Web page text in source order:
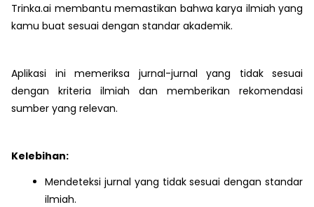
Trinka.ai membantu memastikan bahwa karya ilmiah yang
kamu buat sesuai dengan standar akademik.
Aplikasi ini memeriksa jurnal-jurnal yang tidak sesuai
dengan kriteria ilmiah dan memberikan rekomendasi
sumber yang relevan.
Kelebihan:
Mendeteksi jurnal yang tidak sesuai dengan standar
ilmiah.